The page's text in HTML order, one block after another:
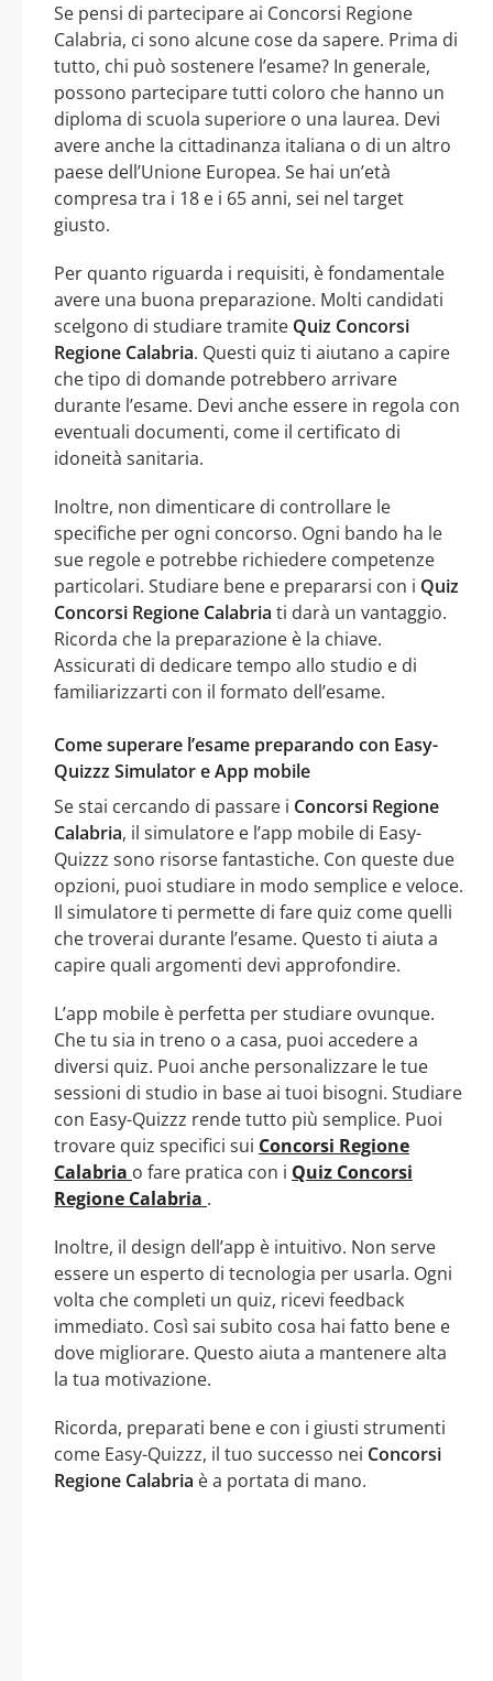
Se pensi di partecipare ai Concorsi Regione
Calabria, ci sono alcune cose da sapere. Prima di
tutto, chi può sostenere l’esame? In generale,
possono partecipare tutti coloro che hanno un
diploma di scuola superiore o una laurea. Devi
avere anche la cittadinanza italiana o di un altro
paese dell’Unione Europea. Se hai un’età
compresa tra i 18 e i 65 anni, sei nel target
giusto.
Per quanto riguarda i requisiti, è fondamentale
avere una buona preparazione. Molti candidati
scelgono di studiare tramite Quiz Concorsi
Regione Calabria. Questi quiz ti aiutano a capire
che tipo di domande potrebbero arrivare
durante l’esame. Devi anche essere in regola con
eventuali documenti, come il certificato di
idoneità sanitaria.
Inoltre, non dimenticare di controllare le
specifiche per ogni concorso. Ogni bando ha le
sue regole e potrebbe richiedere competenze
particolari. Studiare bene e prepararsi con i Quiz
Concorsi Regione Calabria ti darà un vantaggio.
Ricorda che la preparazione è la chiave.
Assicurati di dedicare tempo allo studio e di
familiarizzarti con il formato dell’esame.
Come superare l’esame preparando con Easy-
Quizzz Simulator e App mobile
Se stai cercando di passare i Concorsi Regione
Calabria, il simulatore e l’app mobile di Easy-
Quizzz sono risorse fantastiche. Con queste due
opzioni, puoi studiare in modo semplice e veloce.
Il simulatore ti permette di fare quiz come quelli
che troverai durante l’esame. Questo ti aiuta a
capire quali argomenti devi approfondire.
L’app mobile è perfetta per studiare ovunque.
Che tu sia in treno o a casa, puoi accedere a
diversi quiz. Puoi anche personalizzare le tue
sessioni di studio in base ai tuoi bisogni. Studiare
con Easy-Quizzz rende tutto più semplice. Puoi
trovare quiz specifici sui Concorsi Regione
Calabria o fare pratica con i Quiz Concorsi
Regione Calabria .
Inoltre, il design dell’app è intuitivo. Non serve
essere un esperto di tecnologia per usarla. Ogni
volta che completi un quiz, ricevi feedback
immediato. Così sai subito cosa hai fatto bene e
dove migliorare. Questo aiuta a mantenere alta
la tua motivazione.
Ricorda, preparati bene e con i giusti strumenti
come Easy-Quizzz, il tuo successo nei Concorsi
Regione Calabria è a portata di mano.